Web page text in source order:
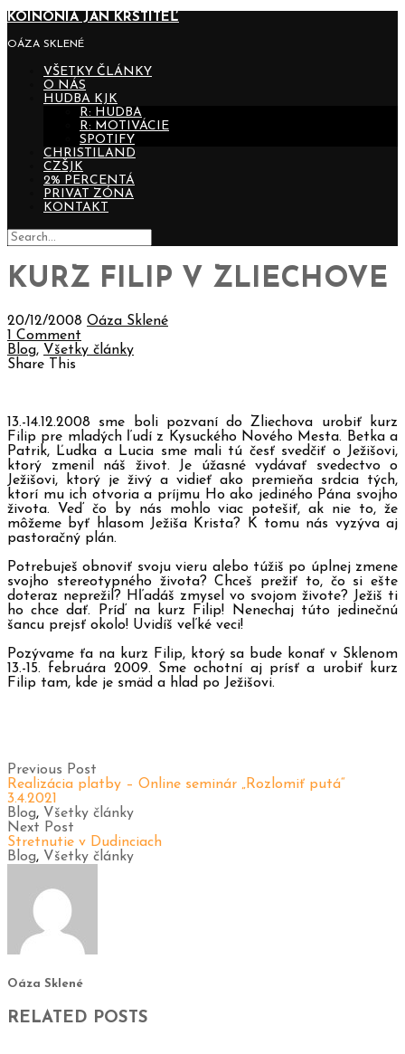
KOINONIA JÁN KRSTITEĽ
OÁZA SKLENÉ
VŠETKY ČLÁNKY
O NÁS
HUDBA KJK
R: HUDBA
R: MOTIVÁCIE
SPOTIFY
CHRISTILAND
CZŠJK
2% PERCENTÁ
PRIVAT ZÓNA
KONTAKT
KURZ FILIP V ZLIECHOVE
20/12/2008 Oáza Sklené
1 Comment
Blog, Všetky články
Share This
13.-14.12.2008
sme boli pozvaní do Zliechova urobiť kurz
Filip pre mladých ľudí z Kysuckého Nového Mesta. Betka a
Patrik, Ľudka a Lucia sme mali tú česť svedčiť o Ježišovi,
ktorý zmenil náš život. Je úžasné vydávať svedectvo o
Ježišovi, ktorý je živý a vidieť ako premieňa srdcia tých,
ktorí mu ich otvoria a príjmu Ho ako jediného Pána svojho
života. Veď čo by nás mohlo viac potešiť, ak nie to, že
môžeme byť hlasom Ježiša Krista? K tomu nás vyzýva aj
pastoračný plán.
Potrebuješ obnoviť svoju vieru alebo túžiš po úplnej zmene
svojho stereotypného života? Chceš prežiť to, čo si ešte
doteraz neprežil? Hľadáš zmysel vo svojom živote? Ježiš ti
ho chce dať. Príď na kurz Filip! Nenechaj túto jedinečnú
šancu prejsť okolo! Uvidíš veľké veci!
Pozývame ťa na kurz Filip, ktorý sa bude konať v Sklenom
13.-15. februára 2009. Sme ochotní aj prísť a urobiť kurz
Filip tam, kde je smäd a hlad po Ježišovi.
Previous Post
Realizácia platby – Online seminár „Rozlomiť putá“
3.4.2021
Blog, Všetky články
Next Post
Stretnutie v Dudinciach
Blog, Všetky články
Oáza Sklené
RELATED POSTS